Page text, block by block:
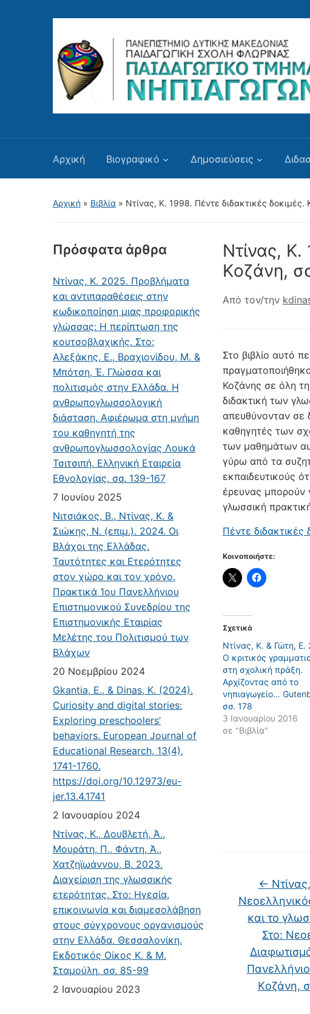
Αρχική Βιογραφικό Δημοσιεύσεις
Αρχική » Βιβλία » Ντίνας, Κ. 1998. Πέντε διδακτικές δοκιμές.
Πρόσφατα άρθρα
Ντίνας, Κ. 2025. Προβλήματα
και αντιπαραθέσεις στην
κωδικοποίηση μιας προφορικής
γλώσσας: Η περίπτωση της
κουτσοβλαχικής. Στο:
Αλεξάκης, Ε., Βραχιονίδου, Μ. &
Μπότση, Έ. Γλώσσα και
πολιτισμός στην Ελλάδα. Η
ανθρωπογλωσσολογική
διάσταση. Αφιέρωμα στη μνήμη
του καθηγητή της
ανθρωπογλωσσολογίας Λουκά
Τσιτσιπή. Ελληνική Εταιρεία
Εθνολογίας, σσ. 139-167
7 Ιουνίου 2025
Νιτσιάκος, Β., Ντίνας, Κ. &
Σιώκης, Ν. (επιμ.). 2024. Οι
Βλάχοι της Ελλάδας.
Ταυτότητες και Ετερότητες
στον χώρο και τον χρόνο.
Πρακτικά 1ου Πανελλήνιου
Επιστημονικού Συνεδρίου της
Επιστημονικής Εταιρίας
Μελέτης του Πολιτισμού των
Βλάχων
20 Νοεμβρίου 2024
Gkantia, E., & Dinas, K. (2024).
Curiosity and digital stories:
Exploring preschoolers’
behaviors. European Journal of
Educational Research, 13(4),
1741-1760.
https://doi.org/10.12973/eu-
jer.13.4.1741
2 Ιανουαρίου 2024
Ντίνας, Κ., Δουβλετή, Ά.,
Μουράτη, Π., Φάντη, Ά.,
Χατζηϊωάννου, Β. 2023.
Διαχείριση της γλωσσικής
ετερότητας. Στο: Ηγεσία,
επικοινωνία και διαμεσολάβηση
στους σύγχρονους οργανισμούς
στην Ελλάδα. Θεσσαλονίκη.
Εκδοτικός Οίκος Κ. & Μ.
Σταμούλη, σσ. 85-99
2 Ιανουαρίου 2023
Ντίνας, Κ.
Kοζάνη,
Από τον/την
Στο βιβλίο αυτό
Κοζάνης σε όλη
διδακτική των
απευθύνονταν σε
καθηγητές των
των μαθημάτων
γύρω από τα
εκπαιδευτικούς
έρευνας μπορούν
γλωσσική
Πέντε διδακτικές
Κοινοποιήστε:
Σχετικά
Ντίνας, Κ. & Γώτη, Ε.
Ο κριτικός
στη σχολική πράξη.
Αρχίζοντας από το
νηπιαγωγείο…
σσ. 178
3 Ιανουαρίου 2016
σε "Βιβλία"
←
και το
Στο:
Kοζάνη,